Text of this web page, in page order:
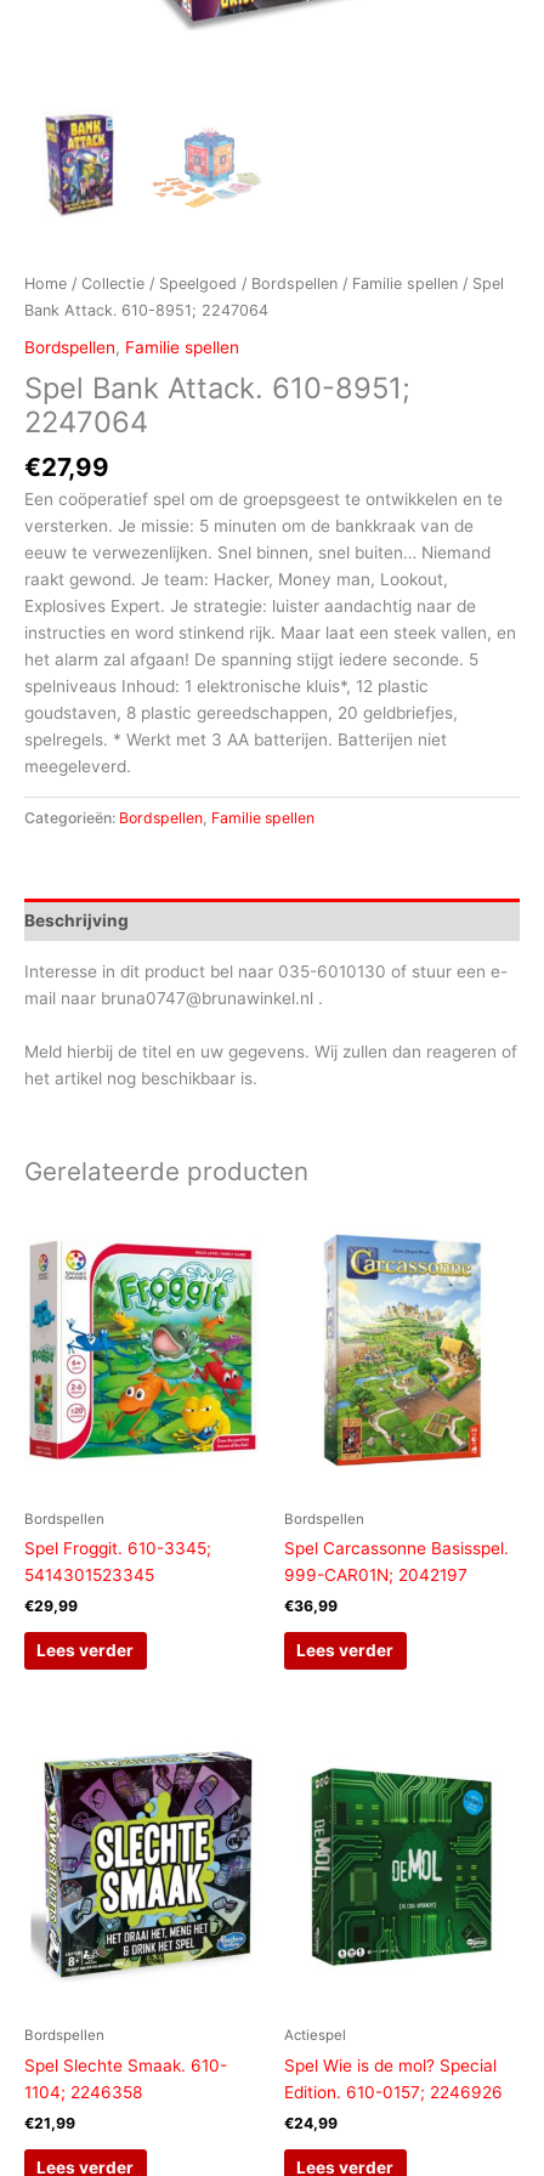
Home / Collectie / Speelgoed / Bordspellen / Familie spellen / Spel
Bank Attack. 610-8951; 2247064
Bordspellen, Familie spellen
Spel Bank Attack. 610-8951;
2247064
€27,99
Een coöperatief spel om de groepsgeest te ontwikkelen en te
versterken. Je missie: 5 minuten om de bankkraak van de
eeuw te verwezenlijken. Snel binnen, snel buiten… Niemand
raakt gewond. Je team: Hacker, Money man, Lookout,
Explosives Expert. Je strategie: luister aandachtig naar de
instructies en word stinkend rijk. Maar laat een steek vallen, en
het alarm zal afgaan! De spanning stijgt iedere seconde. 5
spelniveaus Inhoud: 1 elektronische kluis*, 12 plastic
goudstaven, 8 plastic gereedschappen, 20 geldbriefjes,
spelregels. * Werkt met 3 AA batterijen. Batterijen niet
meegeleverd.
Categorieën: Bordspellen, Familie spellen
Beschrijving
Interesse in dit product bel naar 035-6010130 of stuur een e-
mail naar bruna0747@brunawinkel.nl .
Meld hierbij de titel en uw gegevens. Wij zullen dan reageren of
het artikel nog beschikbaar is.
Gerelateerde producten
Bordspellen
Spel Froggit. 610-3345;
5414301523345
€29,99
Lees verder
Bordspellen
Spel Carcassonne Basisspel.
999-CAR01N; 2042197
€36,99
Lees verder
Bordspellen
Spel Slechte Smaak. 610-
1104; 2246358
€21,99
Lees verder
Actiespel
Spel Wie is de mol? Special
Edition. 610-0157; 2246926
€24,99
Lees verder